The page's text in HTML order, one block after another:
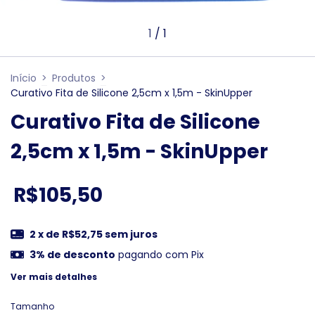
1 / 1
Início > Produtos >
Curativo Fita de Silicone 2,5cm x 1,5m - SkinUpper
Curativo Fita de Silicone
2,5cm x 1,5m - SkinUpper
R$105,50
2 x de R$52,75sem juros
3% de desconto pagando com Pix
Ver mais detalhes
Tamanho